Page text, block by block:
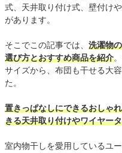
式、天井取り付け式、壁付け
があります。
そこでこの記事では、 洗濯物
選び方とおすすめ商品を紹介
サイズから、布団も干せる大
た。
置きっぱなしにできるおしゃ
きる天井取り付けやワイヤー
室内物干しを愛用しているユ